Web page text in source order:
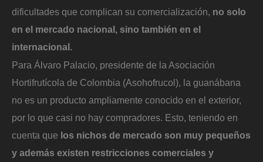
dificultades que complican su comercialización, no solo
en el mercado nacional, sino también en el
internacional.
Para Álvaro Palacio, presidente de la Asociación
Hortifrutícola de Colombia (Asohofrucol), la guanábana
no es un producto ampliamente conocido en el exterior,
por lo que casi no hay compradores. Esto, teniendo en
cuenta que los nichos de mercado son muy pequeños
y además existen restricciones comerciales y